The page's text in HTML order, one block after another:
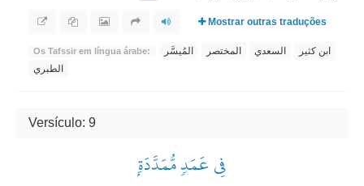
Mostrar outras traduções
Os Tafssir em língua árabe: المُيسَّر المختصر السعدي
ابن كثير
الطبري
Versículo: 9
فِي عَمَدٖ مُّمَدَّدَةِۭ